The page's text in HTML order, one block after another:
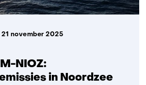
NIOZ:
in Noordzee
21 november 2025